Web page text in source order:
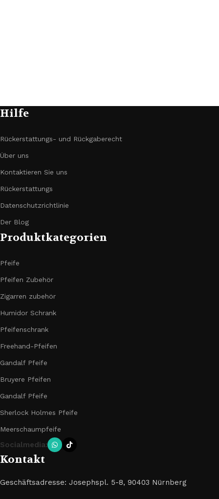
Hilfe
Rückerstattungs- und Rückgaberecht
Über uns
Kontaktieren Sie uns
Rückerstattungs
Datenschutzrichtlinie
Der Blog
Produktkategorien
Pfeife
Pfeifen Zubehör
Zigarren zubehör
Humidor Schrank
Pfeifenschrank
Freehand-Pfeifen
Gandalf Pfeife
Bruyere Pfeifen
Gandalf Pfeife
Sherlock Holmes Pfeife
Meerschaumpfeife
Socialmedia:
Kontakt
Geschäftsadresse: Josephspl. 5-8, 90403 Nürnberg